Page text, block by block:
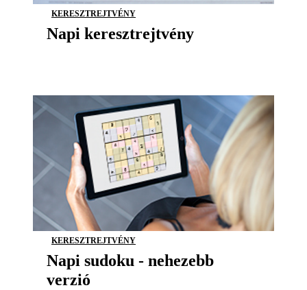
KERESZTREJTVÉNY
Napi keresztrejtvény
KERESZTREJTVÉNY
Napi sudoku - nehezebb
verzió